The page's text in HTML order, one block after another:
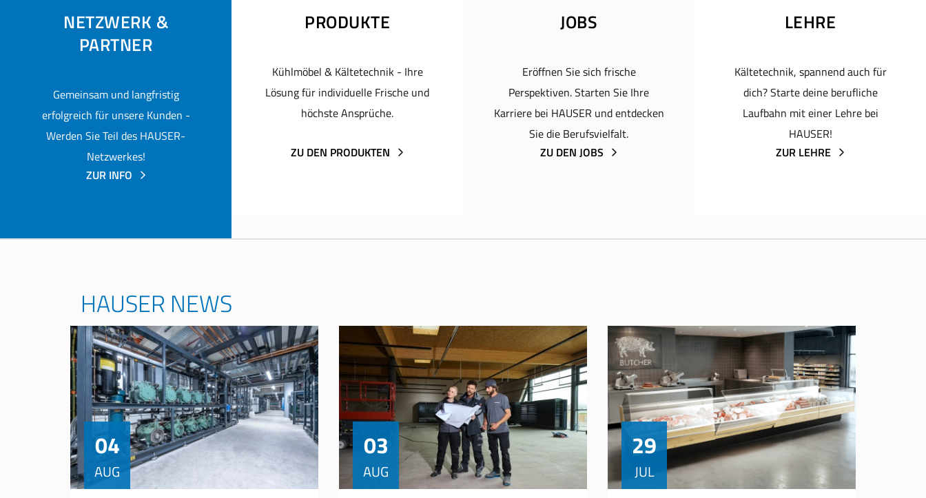
NETZWERK &
PARTNER
Gemeinsam und langfristig
erfolgreich für unsere Kunden -
Werden Sie Teil des HAUSER-
Netzwerkes!
ZUR INFO
PRODUKTE
Kühlmöbel & Kältetechnik - Ihre
Lösung für individuelle Frische und
höchste Ansprüche.
ZU DEN PRODUKTEN
JOBS
Eröffnen Sie sich frische
Perspektiven. Starten Sie Ihre
Karriere bei HAUSER und entdecken
Sie die Berufsvielfalt.
ZU DEN JOBS
LEHRE
Kältetechnik, spannend auch für
dich? Starte deine berufliche
Laufbahn mit einer Lehre bei
HAUSER!
ZUR LEHRE
HAUSER NEWS
04
AUG
03
AUG
29
JUL